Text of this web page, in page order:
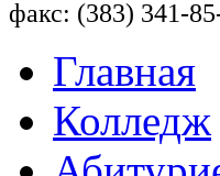
факс: (383) 341-
Главная
Колледж